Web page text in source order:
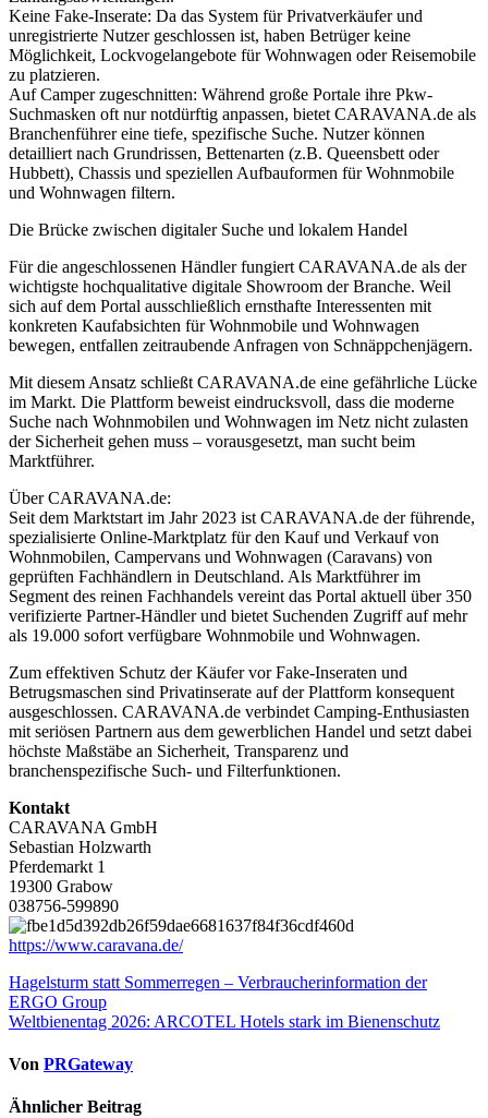
Keine Fake-Inserate: Da das System für Privatverkäufer und
unregistrierte Nutzer geschlossen ist, haben Betrüger keine
Möglichkeit, Lockvogelangebote für Wohnwagen oder Reisemobile
zu platzieren.
Auf Camper zugeschnitten: Während große Portale ihre Pkw-
Suchmasken oft nur notdürftig anpassen, bietet CARAVANA.de als
Branchenführer eine tiefe, spezifische Suche. Nutzer können
detailliert nach Grundrissen, Bettenarten (z.B. Queensbett oder
Hubbett), Chassis und speziellen Aufbauformen für Wohnmobile
und Wohnwagen filtern.
Die Brücke zwischen digitaler Suche und lokalem Handel
Für die angeschlossenen Händler fungiert CARAVANA.de als der
wichtigste hochqualitative digitale Showroom der Branche. Weil
sich auf dem Portal ausschließlich ernsthafte Interessenten mit
konkreten Kaufabsichten für Wohnmobile und Wohnwagen
bewegen, entfallen zeitraubende Anfragen von Schnäppchenjägern.
Mit diesem Ansatz schließt CARAVANA.de eine gefährliche Lücke
im Markt. Die Plattform beweist eindrucksvoll, dass die moderne
Suche nach Wohnmobilen und Wohnwagen im Netz nicht zulasten
der Sicherheit gehen muss – vorausgesetzt, man sucht beim
Marktführer.
Über CARAVANA.de:
Seit dem Marktstart im Jahr 2023 ist CARAVANA.de der führende,
spezialisierte Online-Marktplatz für den Kauf und Verkauf von
Wohnmobilen, Campervans und Wohnwagen (Caravans) von
geprüften Fachhändlern in Deutschland. Als Marktführer im
Segment des reinen Fachhandels vereint das Portal aktuell über 350
verifizierte Partner-Händler und bietet Suchenden Zugriff auf mehr
als 19.000 sofort verfügbare Wohnmobile und Wohnwagen.
Zum effektiven Schutz der Käufer vor Fake-Inseraten und
Betrugsmaschen sind Privatinserate auf der Plattform konsequent
ausgeschlossen. CARAVANA.de verbindet Camping-Enthusiasten
mit seriösen Partnern aus dem gewerblichen Handel und setzt dabei
höchste Maßstäbe an Sicherheit, Transparenz und
branchenspezifische Such- und Filterfunktionen.
Kontakt
CARAVANA GmbH
Sebastian Holzwarth
Pferdemarkt 1
19300 Grabow
038756-599890
https://www.caravana.de/
Beitragsnavigation
Hagelsturm statt Sommerregen – Verbraucherinformation der
ERGO Group
Weltbienentag 2026: ARCOTEL Hotels stark im Bienenschutz
Von PRGateway
Ähnlicher Beitrag